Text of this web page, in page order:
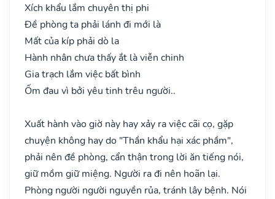
Xích khẩu lắm chuyên thị phi
Đề phòng ta phải lánh đi mới là
Mất của kíp phải dò la
Hành nhân chưa thấy ắt là viễn chinh
Gia trạch lắm việc bất bình
Ốm đau vì bởi yêu tinh trêu người..
Xuất hành vào giờ này hay xảy ra việc cãi cọ, gặp
chuyện không hay do "Thần khẩu hại xác phầm",
phải nên đề phòng, cẩn thận trong lời ăn tiếng nói,
giữ mồm giữ miệng. Người ra đi nên hoãn lại.
Phòng người người nguyền rủa, tránh lây bệnh. Nói